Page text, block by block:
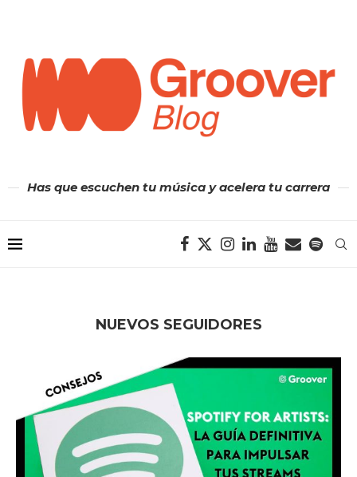
Has que escuchen tu música y acelera tu carrera
NUEVOS SEGUIDORES